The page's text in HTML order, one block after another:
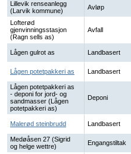
Lillevik renseanlegg
(Larvik kommune)
Avløp
Lofterød
gjenvinningsstasjon
(Ragn sells as)
Avfall
Lågen gulrot as Landbasert
Lågen potetpakkeri as Landbasert
Lågen potetpakkeri as
- deponi for jord- og
sandmasser (Lågen
potetpakkeri as)
Deponi
Malerød steinbrudd Landbasert
Medøåsen 27 (Sigrid
og helge wettre)
Engangstiltak